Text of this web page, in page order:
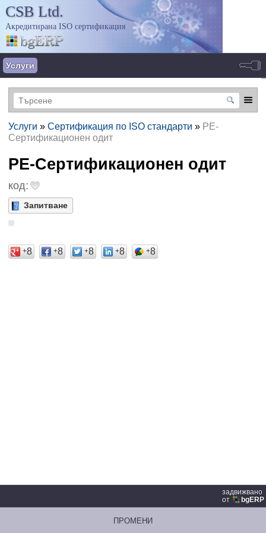
CSB Ltd.
Акредитирана ISO сертификация
Услуги
Услуги » Сертификация по ISO стандарти » РЕ-
Сертификационен одит
РЕ-Сертификационен одит
код:
Запитване
+8 +8 +8 +8 +8
задвижвано
от
bgERP
ПРОМЕНИ